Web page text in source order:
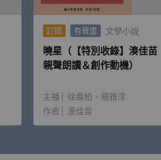
訂閱 有聲書 文學小說
曉星（【特別收錄】湊佳苗
親聲朗讀＆創作動機）
主播 徐壽柏
楊雅淳
作者
湊佳苗